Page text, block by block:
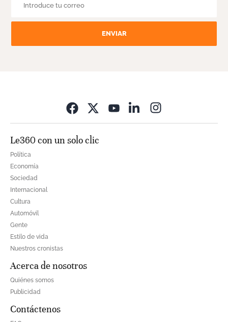
ENVIAR
Le360 con un solo clic
Política
Economía
Sociedad
Internacional
Cultura
Automóvil
Gente
Estilo de vida
Nuestros cronistas
Acerca de nosotros
Quiénes somos
Publicidad
Contáctenos